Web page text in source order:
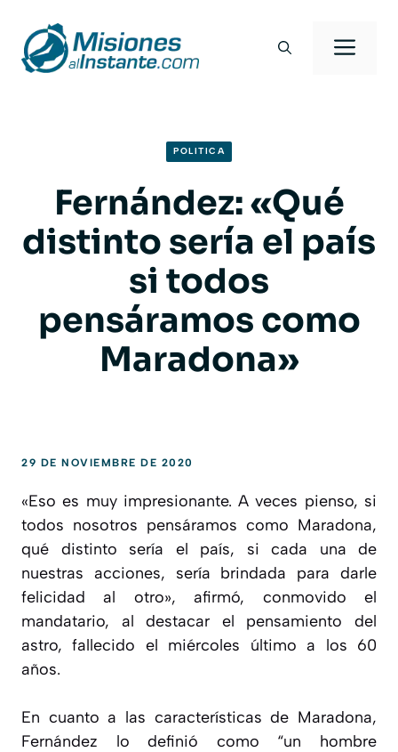
contenido
POLITICA
Fernández: «Qué
distinto sería el país
si todos
pensáramos como
Maradona»
29 DE NOVIEMBRE DE 2020
«Eso es muy impresionante. A veces pienso, si
todos nosotros pensáramos como Maradona,
qué distinto sería el país, si cada una de
nuestras acciones, sería brindada para darle
felicidad al otro», afirmó, conmovido el
mandatario, al destacar el pensamiento del
astro, fallecido el miércoles último a los 60
años.
En cuanto a las características de Maradona,
Fernández lo definió como “un hombre